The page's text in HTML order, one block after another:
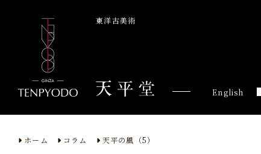
東洋古美術
English
ホーム コラム 天平の風（5）